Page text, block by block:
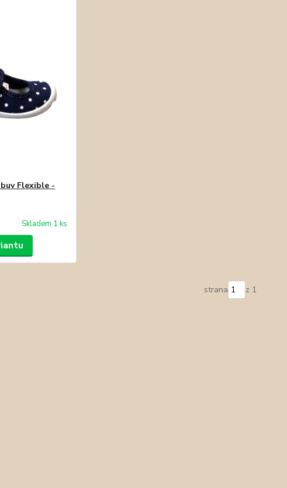
Flexible -
Skladem 1 ks
strana z 1